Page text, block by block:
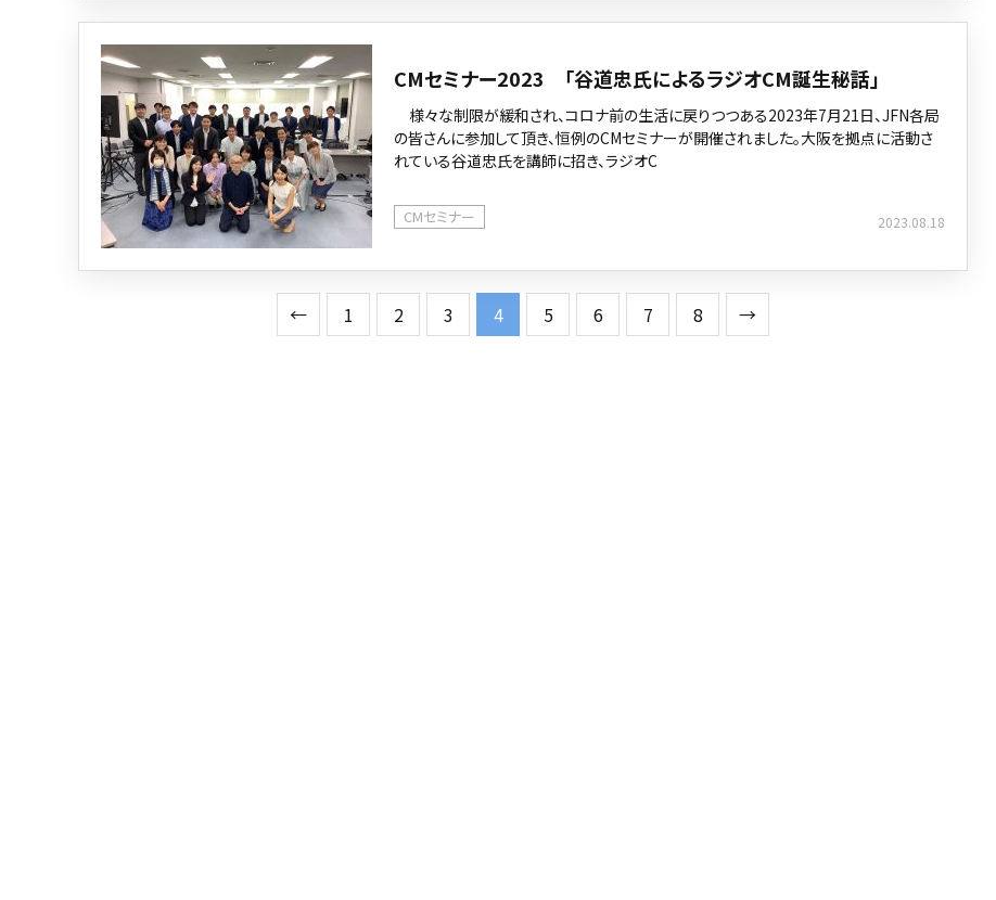
CMセミナー2023 「谷道忠氏によるラジオCM誕生秘話」
様々な制限が緩和され、コロナ前の生活に戻りつつある2023年7月21日、JFN各局
の皆さんに参加して頂き、恒例のCMセミナーが開催されました。大阪を拠点に活動さ
れている谷道忠氏を講師に招き、ラジオC
CMセミナー 2023.08.18
← 1 2 3 4 5 6 7 8 →